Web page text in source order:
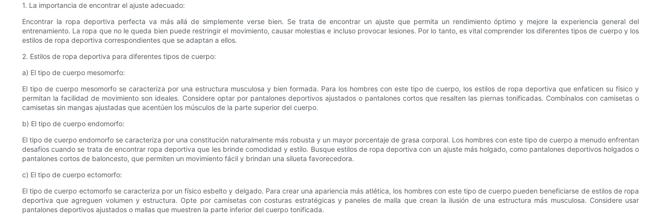
1. La importancia de encontrar el ajuste adecuado:
Encontrar la ropa deportiva perfecta va más allá de simplemente verse bien. Se trata de encontrar un ajuste que permita un rendimiento óptimo y mejore la experiencia general del
entrenamiento. La ropa que no le queda bien puede restringir el movimiento, causar molestias e incluso provocar lesiones. Por lo tanto, es vital comprender los diferentes tipos de cuerpo y los
estilos de ropa deportiva correspondientes que se adaptan a ellos.
2. Estilos de ropa deportiva para diferentes tipos de cuerpo:
a) El tipo de cuerpo mesomorfo:
El tipo de cuerpo mesomorfo se caracteriza por una estructura musculosa y bien formada. Para los hombres con este tipo de cuerpo, los estilos de ropa deportiva que enfaticen su físico y
permitan la facilidad de movimiento son ideales. Considere optar por pantalones deportivos ajustados o pantalones cortos que resalten las piernas tonificadas. Combínalos con camisetas o
camisetas sin mangas ajustadas que acentúen los músculos de la parte superior del cuerpo.
b) El tipo de cuerpo endomorfo:
El tipo de cuerpo endomorfo se caracteriza por una constitución naturalmente más robusta y un mayor porcentaje de grasa corporal. Los hombres con este tipo de cuerpo a menudo enfrentan
desafíos cuando se trata de encontrar ropa deportiva que les brinde comodidad y estilo. Busque estilos de ropa deportiva con un ajuste más holgado, como pantalones deportivos holgados o
pantalones cortos de baloncesto, que permiten un movimiento fácil y brindan una silueta favorecedora.
c) El tipo de cuerpo ectomorfo:
El tipo de cuerpo ectomorfo se caracteriza por un físico esbelto y delgado. Para crear una apariencia más atlética, los hombres con este tipo de cuerpo pueden beneficiarse de estilos de ropa
deportiva que agreguen volumen y estructura. Opte por camisetas con costuras estratégicas y paneles de malla que crean la ilusión de una estructura más musculosa. Considere usar
pantalones deportivos ajustados o mallas que muestren la parte inferior del cuerpo tonificada.